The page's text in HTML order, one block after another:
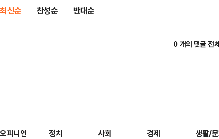
최신순 찬성순 반대순
0 개의 댓글 전
오피니언 정치 사회 경제 생활/